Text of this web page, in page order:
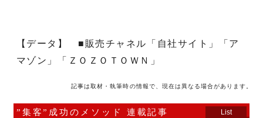
【データ】 ■販売チャネル「自社サイト」「ア
マゾン」「ＺＯＺＯＴＯＷＮ」
記事は取材・執筆時の情報で、現在は異なる場合があります。
”集客”成功のメソッド 連載記事 List